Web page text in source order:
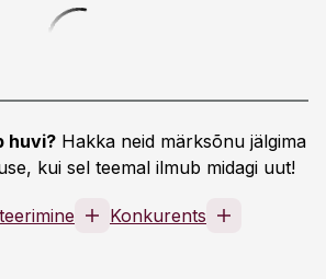
huvi? Hakka neid märksõnu jälgima
kui sel teemal ilmub midagi uut!
Konkurents